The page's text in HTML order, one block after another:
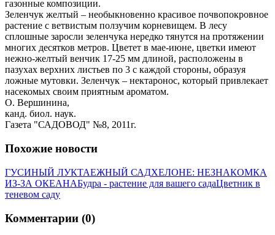
газонные композиции.
Зеленчук желтый – необыкновенно красивое почвопокровное
растение с ветвистым ползучим корневищем. В лесу
сплошные заросли зеленчука нередко тянутся на протяжении
многих десятков метров. Цветет в мае-июне, цветки имеют
нежно-желтый венчик 17-25 мм длиной, расположены в
пазухах верхних листьев по 3 с каждой стороны, образуя
ложные мутовки. Зеленчук – нектаронос, который привлекает
насекомых своим приятным ароматом.
О. Вершинина,
канд. биол. наук.
Газета "САДОВОД" №8, 2011г.
Похожие новости
ГУСИНЫЙ ЛУКТАЕЖНЫЙ САДХЕЛОНЕ: НЕЗНАКОМКА
ИЗ-ЗА ОКЕАНАБудра - растение для вашего садаЦветник в
теневом саду
Комментарии (0)